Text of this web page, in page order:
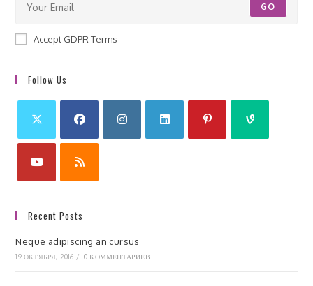
GO
Accept GDPR Terms
Follow Us
Recent Posts
Neque adipiscing an cursus
19 ОКТЯБРЯ, 2016 / 0 КОММЕНТАРИЕВ